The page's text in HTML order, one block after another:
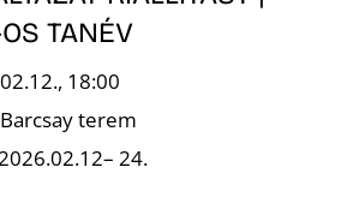
TANÉV
18:00
terem
24.